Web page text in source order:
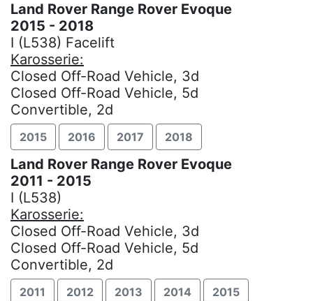
Land Rover Range Rover Evoque
2015 - 2018
I (L538) Facelift
Karosserie:
Closed Off-Road Vehicle, 3d
Closed Off-Road Vehicle, 5d
Convertible, 2d
2015 2016 2017 2018
Land Rover Range Rover Evoque
2011 - 2015
I (L538)
Karosserie:
Closed Off-Road Vehicle, 3d
Closed Off-Road Vehicle, 5d
Convertible, 2d
2011 2012 2013 2014 2015